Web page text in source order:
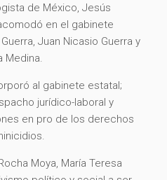
de México, Jesús
en el gabinete
Juan Nicasio Guerra y
Medina.
al gabinete estatal;
jurídico-laboral y
en pro de los derechos
Moya, María Teresa